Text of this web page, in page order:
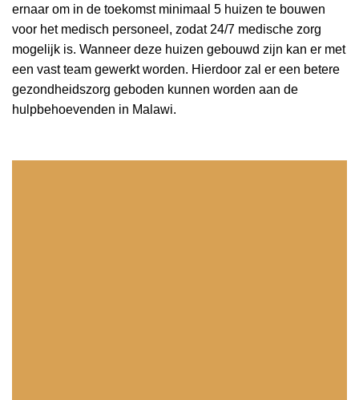
ernaar om in de toekomst minimaal 5 huizen te bouwen
voor het medisch personeel, zodat 24/7 medische zorg
mogelijk is. Wanneer deze huizen gebouwd zijn kan er met
een vast team gewerkt worden. Hierdoor zal er een betere
gezondheidszorg geboden kunnen worden aan de
hulpbehoevenden in Malawi.